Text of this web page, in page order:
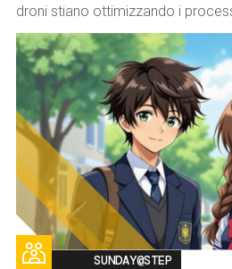
droni stiano ottimizzando i
Image
SUNDAY@STEP